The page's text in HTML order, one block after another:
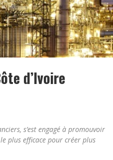
d’Ivoire
s’est engagé à promouvoir
plus efficace pour créer plus